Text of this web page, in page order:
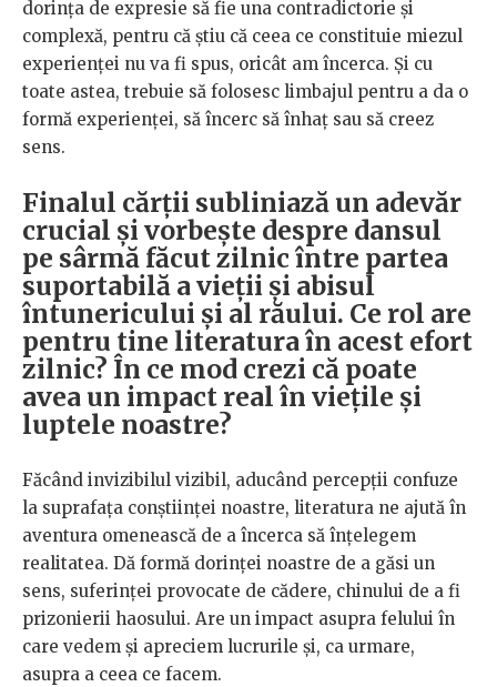
dorința de expresie să fie una contradictorie și
complexă, pentru că știu că ceea ce constituie miezul
experienței nu va fi spus, oricât am încerca. Și cu
toate astea, trebuie să folosesc limbajul pentru a da o
formă experienței, să încerc să înhaț sau să creez
sens.
Finalul cărții subliniază un adevăr
crucial și vorbește despre dansul
pe sârmă făcut zilnic între partea
suportabilă a vieții și abisul
întunericului și al răului. Ce rol are
pentru tine literatura în acest efort
zilnic? În ce mod crezi că poate
avea un impact real în viețile și
luptele noastre?
Făcând invizibilul vizibil, aducând percepții confuze
la suprafața conștiinței noastre, literatura ne ajută în
aventura omenească de a încerca să înțelegem
realitatea. Dă formă dorinței noastre de a găsi un
sens, suferinței provocate de cădere, chinului de a fi
prizonierii haosului. Are un impact asupra felului în
care vedem și apreciem lucrurile și, ca urmare,
asupra a ceea ce facem.